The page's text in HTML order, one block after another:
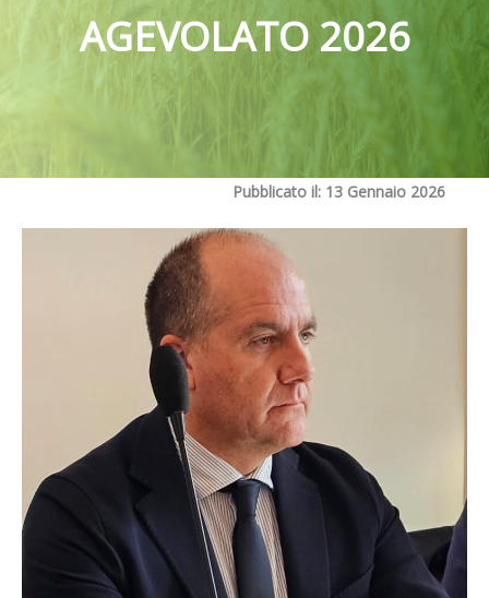
AGEVOLATO 2026
Pubblicato il: 13 Gennaio 2026